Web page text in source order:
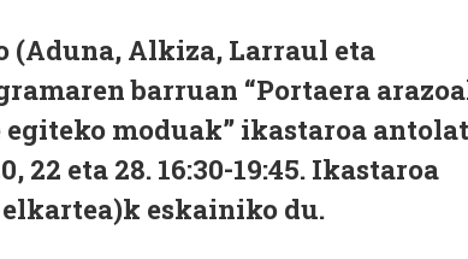
Alkiza, Larraul eta
barruan “Portaera
moduak” ikastaroa
eta 28. 16:30-19:45. Ikastaroa
eskainiko du.